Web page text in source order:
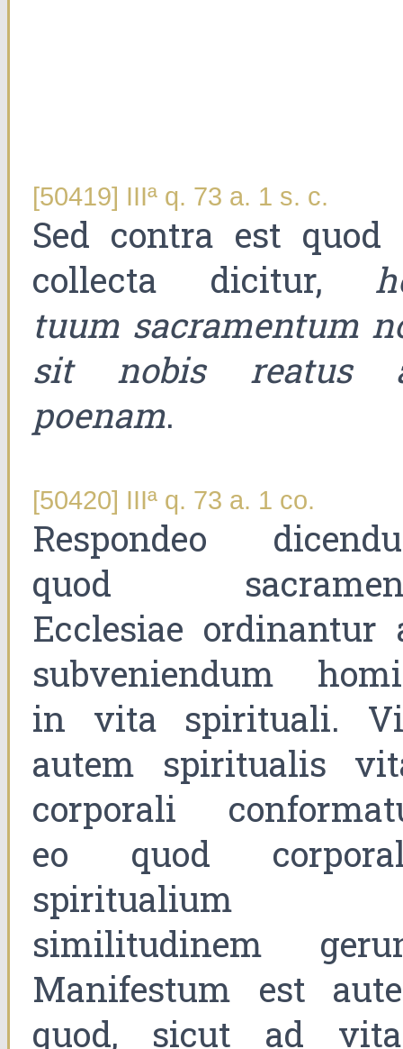
[50419] IIIª q. 73 a. 1 s. c.
Sed contra est quod
collecta dicitur,
tuum sacramentum
sit nobis reatus
poenam.
[50420] IIIª q. 73 a. 1 co.
Respondeo
quod
Ecclesiae ordinantur
subveniendum
in vita spirituali.
autem spiritualis
corporali
eo quod
spiritualium
similitudinem
Manifestum est
quod, sicut ad